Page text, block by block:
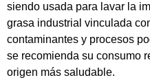
siendo usada para lavar la
grasa industrial vinculada
contaminantes y procesos
se recomienda su consumo
origen más saludable.